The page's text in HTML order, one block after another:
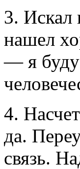
3. Искал
нашел
— я буду
4.
да.
связь.